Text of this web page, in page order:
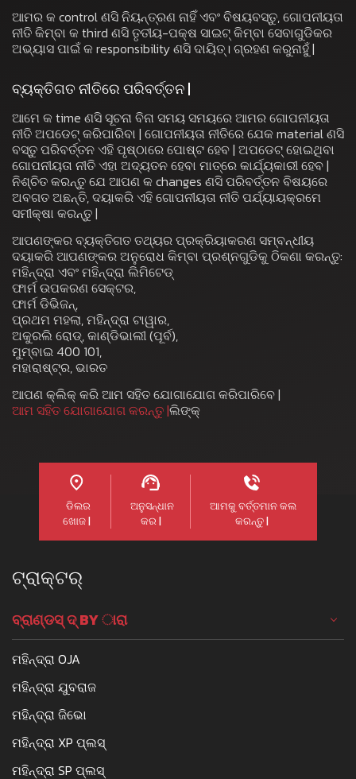
ଆମର କ control ଣସି ନିୟନ୍ତ୍ରଣ ନାହିଁ ଏବଂ ବିଷୟବସ୍ତୁ, ଗୋପନୀୟତା
ନୀତି କିମ୍ବା କ third ଣସି ତୃତୀୟ-ପକ୍ଷ ସାଇଟ୍ କିମ୍ବା ସେବାଗୁଡିକର
ଅଭ୍ୟାସ ପାଇଁ କ responsibility ଣସି ଦାୟିତ୍। ଗ୍ରହଣ କରୁନାହୁଁ |
ବ୍ୟକ୍ତିଗତ ନୀତିରେ ପରିବର୍ତ୍ତନ |
ଆମେ କ time ଣସି ସୂଚନା ବିନା ସମୟ ସମୟରେ ଆମର ଗୋପନୀୟତା
ନୀତି ଅପଡେଟ୍ କରିପାରିବା | ଗୋପନୀୟତା ନୀତିରେ ଯେକ material ଣସି
ବସ୍ତୁ ପରିବର୍ତ୍ତନ ଏହି ପୃଷ୍ଠାରେ ପୋଷ୍ଟ ହେବ | ଅପଡେଟ୍ ହୋଇଥିବା
ଗୋପନୀୟତା ନୀତି ଏହା ଅଦ୍ୟତନ ହେବା ମାତ୍ରେ କାର୍ଯ୍ୟକାରୀ ହେବ |
ନିଶ୍ଚିତ କରନ୍ତୁ ଯେ ଆପଣ କ changes ଣସି ପରିବର୍ତ୍ତନ ବିଷୟରେ
ଅବଗତ ଅଛନ୍ତି, ଦୟାକରି ଏହି ଗୋପନୀୟତା ନୀତି ପର୍ଯ୍ୟାୟକ୍ରମେ
ସମୀକ୍ଷା କରନ୍ତୁ |
ଆପଣଙ୍କର ବ୍ୟକ୍ତିଗତ ତଥ୍ୟର ପ୍ରକ୍ରିୟାକରଣ ସମ୍ବନ୍ଧୀୟ
ଦୟାକରି ଆପଣଙ୍କର ଅନୁରୋଧ କିମ୍ବା ପ୍ରଶ୍ନଗୁଡିକୁ ଠିକଣା କରନ୍ତୁ:
ମହିନ୍ଦ୍ରା ଏବଂ ମହିନ୍ଦ୍ରା ଲିମିଟେଡ୍
ଫାର୍ମ ଉପକରଣ ସେକ୍ଟର,
ଫାର୍ମ ଡିଭିଜନ୍,
ପ୍ରଥମ ମହଲା, ମହିନ୍ଦ୍ରା ଟାୱାର,
ଅକୁରଲି ରୋଡ୍, କାଣ୍ଡିଭାଲୀ (ପୂର୍ବ),
ମୁମ୍ବାଇ 400 101,
ମହାରାଷ୍ଟ୍ର, ଭାରତ
ଆପଣ କ୍ଲିକ୍ କରି ଆମ ସହିତ ଯୋଗାଯୋଗ କରିପାରିବେ |
ଆମ ସହିତ ଯୋଗାଯୋଗ କରନ୍ତୁ |ଲିଙ୍କ୍
ଡିଲର
ଖୋଜ |
ଅନୁସନ୍ଧାନ
କର |
ଆମକୁ ବର୍ତ୍ତମାନ କଲ
କରନ୍ତୁ |
ଟ୍ରାକ୍ଟର୍
ବ୍ରାଣ୍ଡସ୍ ଦ୍ BY ାରା
ମହିନ୍ଦ୍ରା OJA
ମହିନ୍ଦ୍ରା ଯୁବରାଜ
ମହିନ୍ଦ୍ରା ଜିଭୋ
ମହିନ୍ଦ୍ରା XP ପ୍ଲସ୍
ମହିନ୍ଦ୍ରା SP ପ୍ଲସ୍